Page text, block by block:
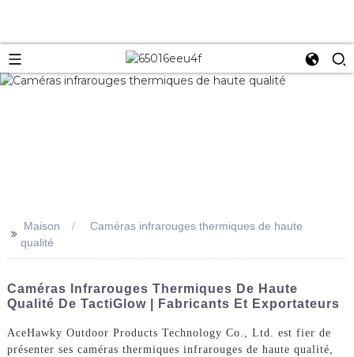
>> Maison
Caméras infrarouges thermiques de haute
qualité
Caméras Infrarouges Thermiques De Haute
Qualité De TactiGlow | Fabricants Et Exportateurs
AceHawky Outdoor Products Technology Co., Ltd. est fier de
présenter ses caméras thermiques infrarouges de haute qualité,